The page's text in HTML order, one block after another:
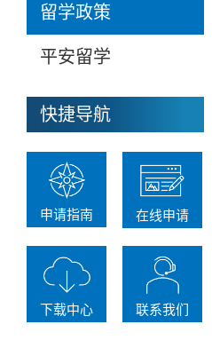
留学政策
平安留学
快捷导航
申请指南 在线申请
下载中心 联系我们